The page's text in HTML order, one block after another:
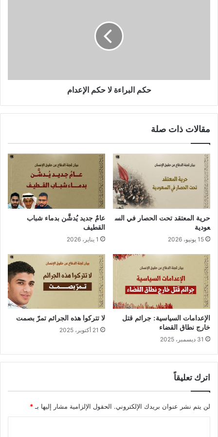
حكم البراءة لا حكم الإعدام
مقالات ذات صلة
حرية المعتقد تحت الحصار في الس
عودية
15 يونيو، 2026
عامٌ جديد يُدشَّن بدماء شباب
القطيف
1 يناير، 2026
الإعدامات السياسية: جرائم قتل
خارج نطاق القضاء
31 ديسمبر، 2025
لا تتركوا هذه الجرائم تمرّ بصمت
21 أكتوبر، 2025
اترك تعليقاً
لن يتم نشر عنوان بريدك الإلكتروني. الحقول الإلزامية مشار إليها بـ*